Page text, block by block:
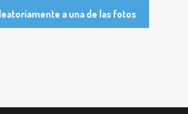
a una de las fotos